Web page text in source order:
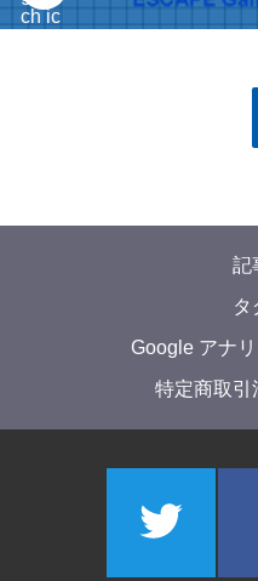
記
タ
Google アナ
特定商取引